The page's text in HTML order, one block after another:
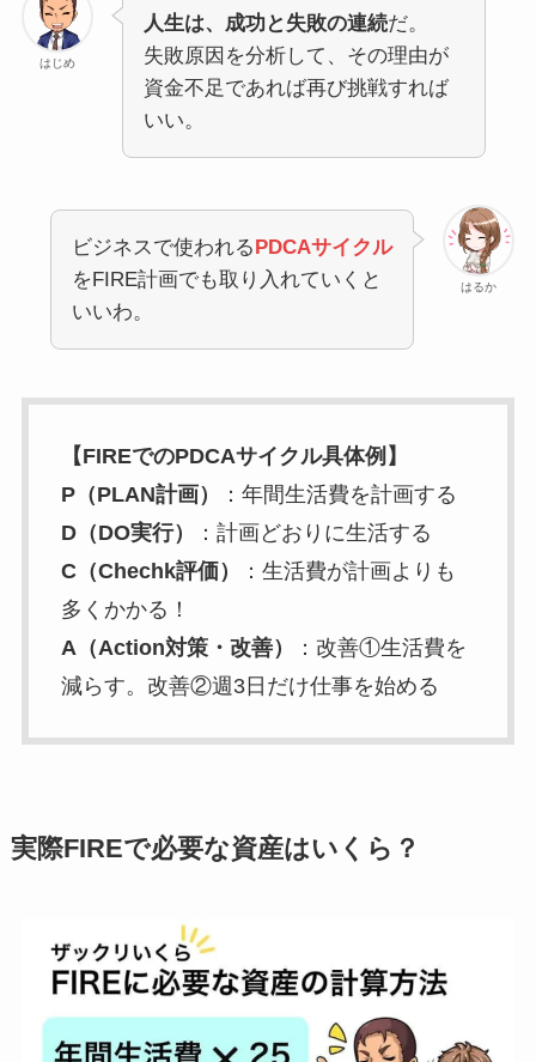
はじめ
人生は、成功と失敗の連続だ。
失敗原因を分析して、その理由が
資金不足であれば再び挑戦すれば
いい。
はるか
ビジネスで使われる PDCAサイクル
をFIRE計画でも取り入れていくと
いいわ。
【FIREでのPDCAサイクル具体例】
P（PLAN計画）
：年間生活費を計画する
D（DO実行）
：計画どおりに生活する
C（Chechk評価）
：生活費が計画よりも
多くかかる！
A（Action対策・改善）
：改善①生活費を
減らす。改善②週3日だけ仕事を始める
実際FIREで必要な資産はいくら？